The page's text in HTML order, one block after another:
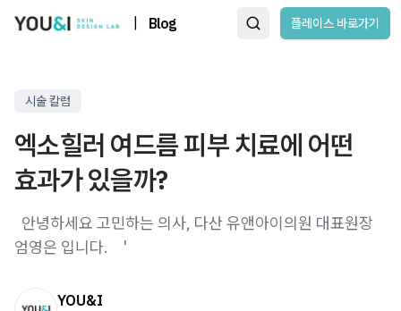
Blog 플레이스 바로가기
시술 칼럼
엑소힐러 여드름 피부 치료에 어떤
효과가 있을까?
​ ​ 안녕하세요 고민하는 의사, 다산 유앤아이의원 대표원장
엄영은 입니다. ​ ​ ​ '
YOU&I